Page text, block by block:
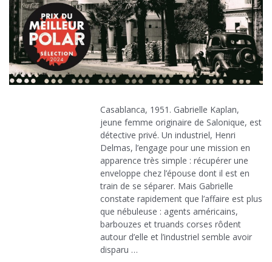
Casablanca, 1951. Gabrielle Kaplan,
jeune femme originaire de Salonique, est
détective privé. Un industriel, Henri
Delmas, l’engage pour une mission en
apparence très simple : récupérer une
enveloppe chez l’épouse dont il est en
train de se séparer. Mais Gabrielle
constate rapidement que l’affaire est plus
que nébuleuse : agents américains,
barbouzes et truands corses rôdent
autour d’elle et l’industriel semble avoir
disparu …